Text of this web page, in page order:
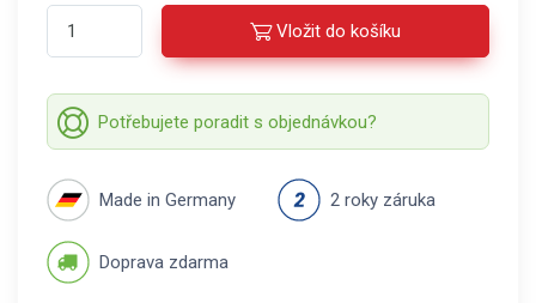
Vložit do košíku
Potřebujete poradit s objednávkou?
Made in Germany 2 roky záruka
Doprava zdarma